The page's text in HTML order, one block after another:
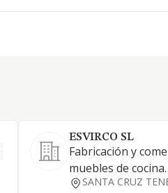
ESVIRCO SL
Fabricación y
muebles de cocina.
SANTA CRUZ